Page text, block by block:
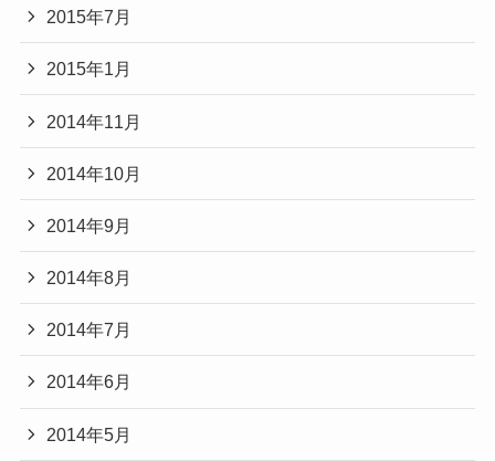
2015年7月
2015年1月
2014年11月
2014年10月
2014年9月
2014年8月
2014年7月
2014年6月
2014年5月